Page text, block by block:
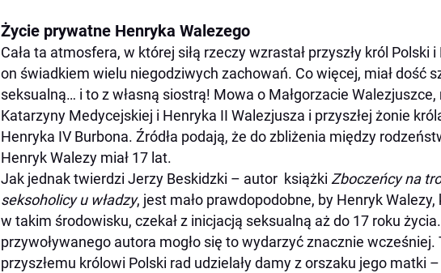
Życie prywatne Henryka Walezego
Cała ta atmosfera, w której siłą rzeczy wzrastał przyszły król Polski i
on świadkiem wielu niegodziwych zachowań. Co więcej, miał dość
seksualną… i to z własną siostrą! Mowa o Małgorzacie Walezjuszce,
Katarzyny Medycejskiej i Henryka II Walezjusza i przyszłej żonie
Henryka IV Burbona. Źródła podają, że do zbliżenia między
Henryk Walezy miał 17 lat.
Jak jednak twierdzi Jerzy Beskidzki – autor książki Zboczeńcy na
seksoholicy u władzy, jest mało prawdopodobne, by Henryk
w takim środowisku, czekał z inicjacją seksualną aż do 17 roku
przywoływanego autora mogło się to wydarzyć znacznie wcześniej.
przyszłemu królowi Polski rad udzielały damy z orszaku jego matki